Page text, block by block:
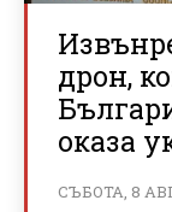
дрон,
оказа
СЪБОТА, 8